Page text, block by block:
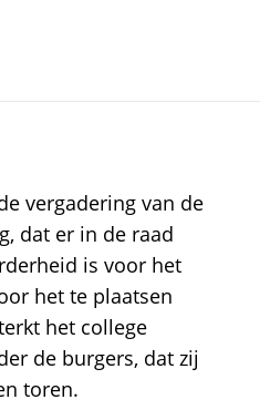
vergadering van de
dat er in de raad
is voor het
het te plaatsen
het college
de burgers, dat zij
toren.